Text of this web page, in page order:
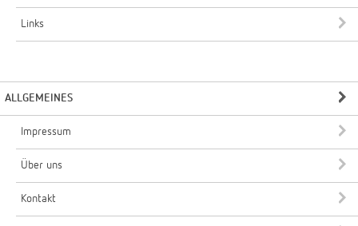
Links
ALLGEMEINES
Impressum
Über uns
Kontakt